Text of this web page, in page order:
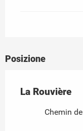
Posizione
La Rouvière
Chemin